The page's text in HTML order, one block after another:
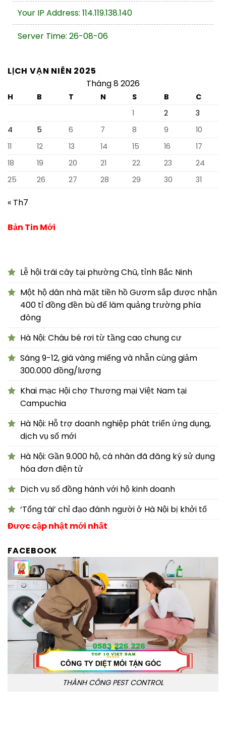
Your IP Address: 114.119.138.140
Server Time: 26-08-06
LỊCH VẠN NIÊN 2025
Tháng 8 2026
H B T N S B
C
1
2
3
4
5 6 7 8 9
10
11
12 13 14 15 16
17
18
19 20 21 22 23
24
25
26 27 28 29 30 31
« Th7
Bản Tin Mới
Lễ hội trái cây tại phường Chũ, tỉnh Bắc Ninh
Một hộ dân nhà mặt tiền hồ Gươm sắp được nhận
400 tỉ đồng đền bù để làm quảng trường phía
đông
Hà Nội: Cháu bé rơi từ tầng cao chung cư
Sáng 9-12, giá vàng miếng và nhẫn cùng giảm
300.000 đồng/lượng
Khai mạc Hội chợ Thương mại Việt Nam tại
Campuchia
Hà Nội: Hỗ trợ doanh nghiệp phát triển ứng dụng,
dịch vụ số mới
Hà Nội: Gần 9.000 hộ, cá nhân đã đăng ký sử dụng
hóa đơn điện tử
Dịch vụ số đồng hành với hộ kinh doanh
‘Tổng tài’ chỉ đạo đánh người ở Hà Nội bị khởi tố
Được cập nhật mới nhất
FACEBOOK
THÀNH CÔNG PEST CONTROL